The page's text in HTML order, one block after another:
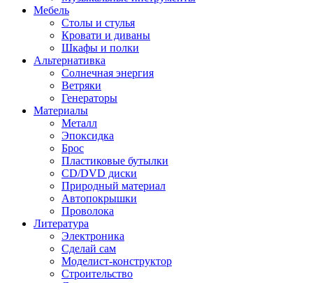
Мебель
Столы и стулья
Кровати и диваны
Шкафы и полки
Альтернативка
Солнечная энергия
Ветряки
Генераторы
Материалы
Металл
Эпоксидка
Брос
Пластиковые бутылки
CD/DVD диски
Природный материал
Автопокрышки
Проволока
Литература
Электроника
Сделай сам
Моделист-конструктор
Строительство